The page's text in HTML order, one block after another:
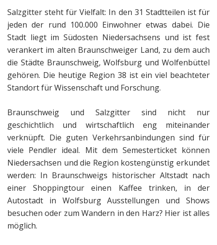
Salzgitter steht für Vielfalt: In den 31 Stadtteilen ist für
jeden der rund 100.000 Einwohner etwas dabei. Die
Stadt liegt im Südosten Niedersachsens und ist fest
verankert im alten Braunschweiger Land, zu dem auch
die Städte Braunschweig, Wolfsburg und Wolfenbüttel
gehören. Die heutige Region 38 ist ein viel beachteter
Standort für Wissenschaft und Forschung.
Braunschweig und Salzgitter sind nicht nur
geschichtlich und wirtschaftlich eng miteinander
verknüpft. Die guten Verkehrsanbindungen sind für
viele Pendler ideal. Mit dem Semesterticket können
Niedersachsen und die Region kostengünstig erkundet
werden: In Braunschweigs historischer Altstadt nach
einer Shoppingtour einen Kaffee trinken, in der
Autostadt in Wolfsburg Ausstellungen und Shows
besuchen oder zum Wandern in den Harz? Hier ist alles
möglich.